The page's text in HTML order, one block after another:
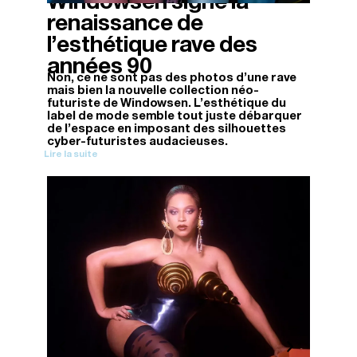
renaissance de
l’esthétique rave des
années 90
Non, ce ne sont pas des photos d’une rave
mais bien la nouvelle collection néo-
futuriste de Windowsen. L’esthétique du
label de mode semble tout juste débarquer
de l’espace en imposant des silhouettes
cyber-futuristes audacieuses.
Lire la suite